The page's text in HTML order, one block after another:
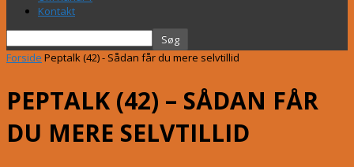
Kontakt
Forside Peptalk (42) - Sådan får du mere selvtillid
PEPTALK (42) – SÅDAN FÅR
DU MERE SELVTILLID